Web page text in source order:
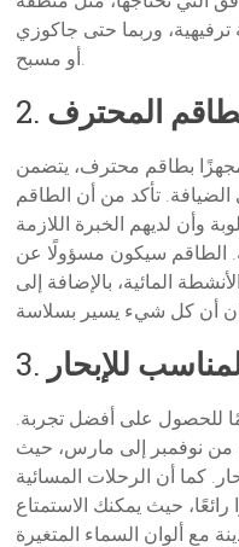
وربما حتى جاكوزي
أو مسبح.
2. المحترف
بطاقم محترف، يتضمن
تأكد من أن الطاقم
وأن لديهم الخبرة اللازمة
الطاقم سيكون مسؤولًا عن
المائية، بالإضافة إلى
3. للإبحار
للحصول على أفضل تجربة.
من نوفمبر إلى مارس، حيث
كما أن الرحلات المسائية
حيث يمكنك الاستمتاع